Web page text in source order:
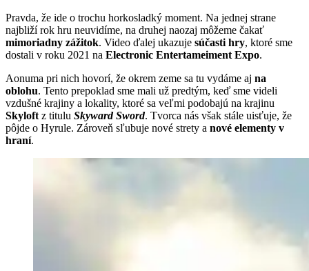
Pravda, že ide o trochu horkosladký moment. Na jednej strane
najbliží rok hru neuvidíme, na druhej naozaj môžeme čakať
mimoriadny zážitok. Video ďalej ukazuje súčasti hry, ktoré sme
dostali v roku 2021 na Electronic Entertameiment Expo.
Aonuma pri nich hovorí, že okrem zeme sa tu vydáme aj na
oblohu. Tento prepoklad sme mali už predtým, keď sme videli
vzdušné krajiny a lokality, ktoré sa veľmi podobajú na krajinu
Skyloft z titulu Skyward Sword. Tvorca nás však stále uisťuje, že
pôjde o Hyrule. Zároveň sľubuje nové strety a nové elementy v
hraní.